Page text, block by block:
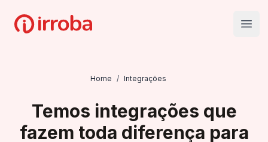
Irroba
Home / Integrações
Temos integrações que
fazem toda diferença para